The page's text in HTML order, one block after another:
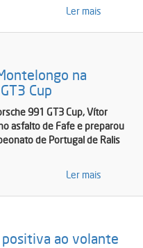
Ler mais
na
Cup
991 GT3 Cup, Vítor
asfalto de Fafe e preparou
de Portugal de Ralis
Ler mais
ao volante